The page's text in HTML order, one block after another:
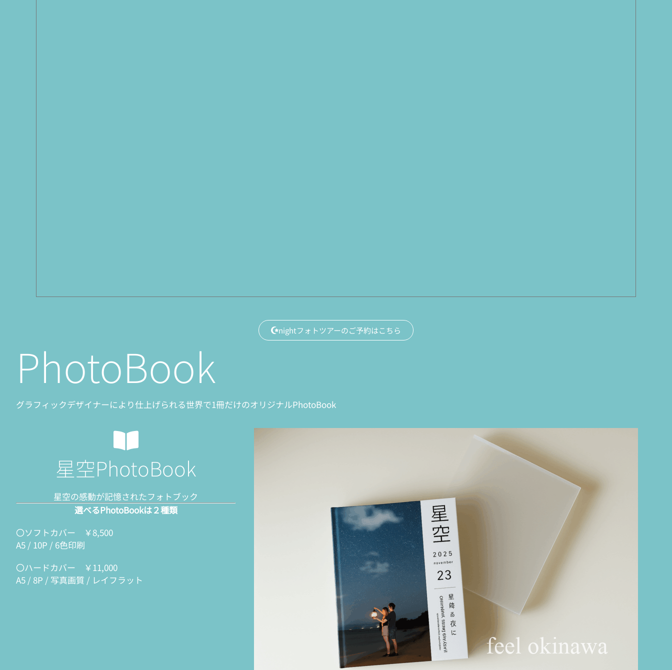
nightフォトツアーのご予約はこちら
PhotoBook
グラフィックデザイナーにより仕上げられる世界で1冊だけのオリジナルPhotoBook
星空PhotoBook
星空の感動が記憶されたフォトブック
選べるPhotoBookは２種類
〇ソフトカバー ￥8,500
A5 / 10P / 6色印刷
〇ハードカバー ￥11,000
A5 / 8P / 写真画質 / レイフラット